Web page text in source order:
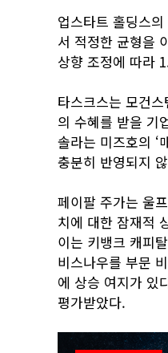
업스타트 홀딩스
서 적정한 균형을
상향 조정에 따라
타스크스는 모건
의 수혜를 받을 기
솔라는 미즈호의 ‘
충분히 반영되지
페이팔 주가는 울
치에 대한 잠재적
이는 키뱅크 캐피
비스나우를 부문
에 상승 여지가 있
평가받았다.